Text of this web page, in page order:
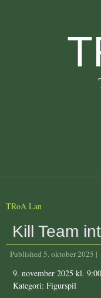
TRoA Lan
Kill Team
Published 5. oktober 2025 |
9. november 2025 kl. 9:00
Kategori: Figurspil